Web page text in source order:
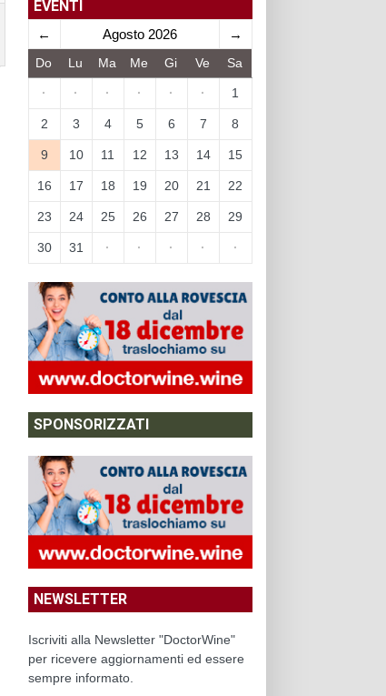
EVENTI
← Agosto 2026 →
Do Lu Ma Me Gi Ve Sa
· · · · · · 1
2 3 4 5 6 7 8
9 10 11 12 13 14 15
16 17 18 19 20 21 22
23 24 25 26 27 28 29
30 31 · · · · ·
SPONSORIZZATI
NEWSLETTER
Iscriviti alla Newsletter "DoctorWine"
per ricevere aggiornamenti ed essere
sempre informato.